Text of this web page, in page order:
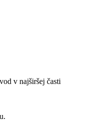
v najširšej časti